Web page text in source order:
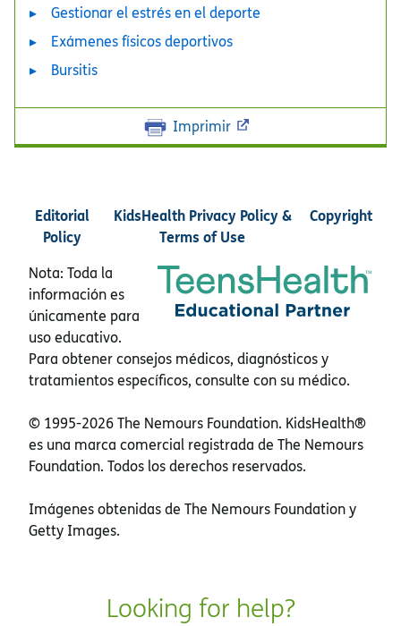
Gestionar el estrés en el deporte
Exámenes físicos deportivos
Bursitis
Imprimir
Editorial
Policy
KidsHealth Privacy Policy &
Terms of Use
Copyright
Nota: Toda la
información es
únicamente para
uso educativo.
Para obtener consejos médicos, diagnósticos y
tratamientos específicos, consulte con su médico.
© 1995-2026 The Nemours Foundation. KidsHealth®
es una marca comercial registrada de The Nemours
Foundation. Todos los derechos reservados.
Imágenes obtenidas de The Nemours Foundation y
Getty Images.
Looking for help?